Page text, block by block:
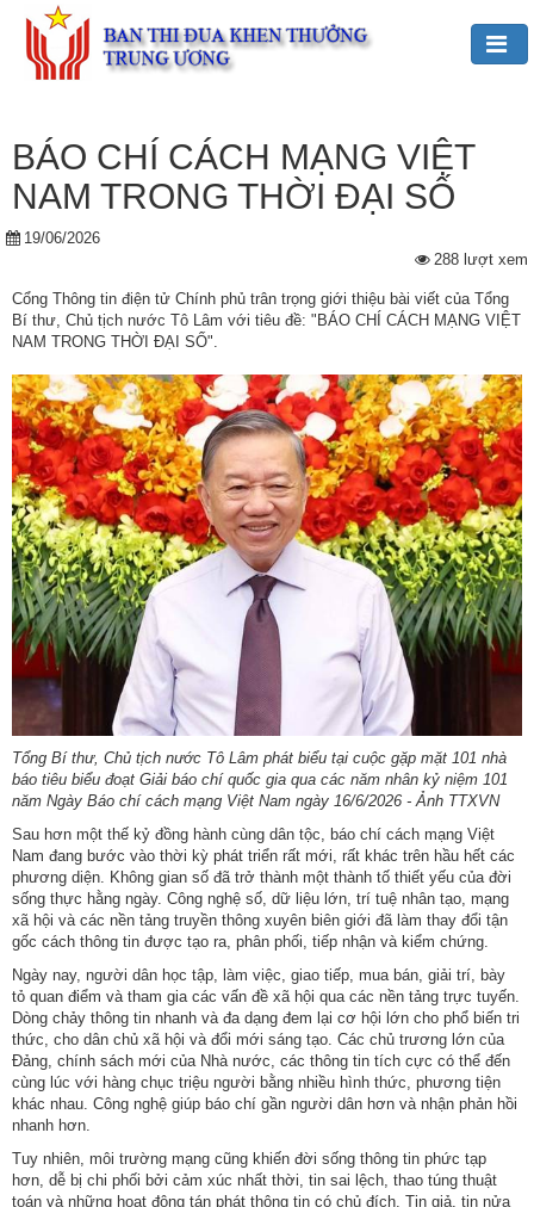
Bác
Hồ
với
thiệu
chung
Hoạt
động
của
Ban
TĐKT
Trung
ương
Hướng
dẫn
thủ
tục
Hình
thức
khen
thưởng
Các
Đại
hội
TĐYN
toàn
quốc
Hoạt
động
TĐKT
Điển
hình
BÁO CHÍ CÁCH MẠNG VIỆT
NAM TRONG THỜI ĐẠI SỐ
19/06/2026
288 lượt xem
Cổng Thông tin điện tử Chính phủ trân trọng giới thiệu bài viết của Tổng
Bí thư, Chủ tịch nước Tô Lâm với tiêu đề: "BÁO CHÍ CÁCH MẠNG VIỆT
NAM TRONG THỜI ĐẠI SỐ".
Tổng Bí thư, Chủ tịch nước Tô Lâm phát biểu tại cuộc gặp mặt 101 nhà
báo tiêu biểu đoạt Giải báo chí quốc gia qua các năm nhân kỷ niệm 101
năm Ngày Báo chí cách mạng Việt Nam ngày 16/6/2026 - Ảnh TTXVN
Sau hơn một thế kỷ đồng hành cùng dân tộc, báo chí cách mạng Việt
Nam đang bước vào thời kỳ phát triển rất mới, rất khác trên hầu hết các
phương diện. Không gian số đã trở thành một thành tố thiết yếu của đời
sống thực hằng ngày. Công nghệ số, dữ liệu lớn, trí tuệ nhân tạo, mạng
xã hội và các nền tảng truyền thông xuyên biên giới đã làm thay đổi tận
gốc cách thông tin được tạo ra, phân phối, tiếp nhận và kiểm chứng.
Ngày nay, người dân học tập, làm việc, giao tiếp, mua bán, giải trí, bày
tỏ quan điểm và tham gia các vấn đề xã hội qua các nền tảng trực tuyến.
Dòng chảy thông tin nhanh và đa dạng đem lại cơ hội lớn cho phổ biến tri
thức, cho dân chủ xã hội và đổi mới sáng tạo. Các chủ trương lớn của
Đảng, chính sách mới của Nhà nước, các thông tin tích cực có thể đến
cùng lúc với hàng chục triệu người bằng nhiều hình thức, phương tiện
khác nhau. Công nghệ giúp báo chí gần người dân hơn và nhận phản hồi
nhanh hơn.
Tuy nhiên, môi trường mạng cũng khiến đời sống thông tin phức tạp
hơn, dễ bị chi phối bởi cảm xúc nhất thời, tin sai lệch, thao túng thuật
toán và những hoạt động tán phát thông tin có chủ đích. Tin giả, tin nửa